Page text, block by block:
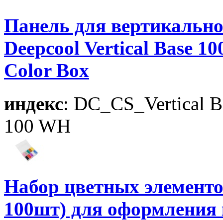
Панель для
Deepcool Vertical Base
Color Box
индекс: DC_CS_Vertical
100 WH
Набор цветных
100шт) для оформления